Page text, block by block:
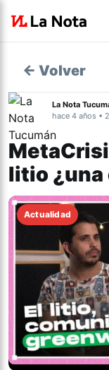
← Volver
La Nota
hace 4 años •
litio ¿una
Actualidad